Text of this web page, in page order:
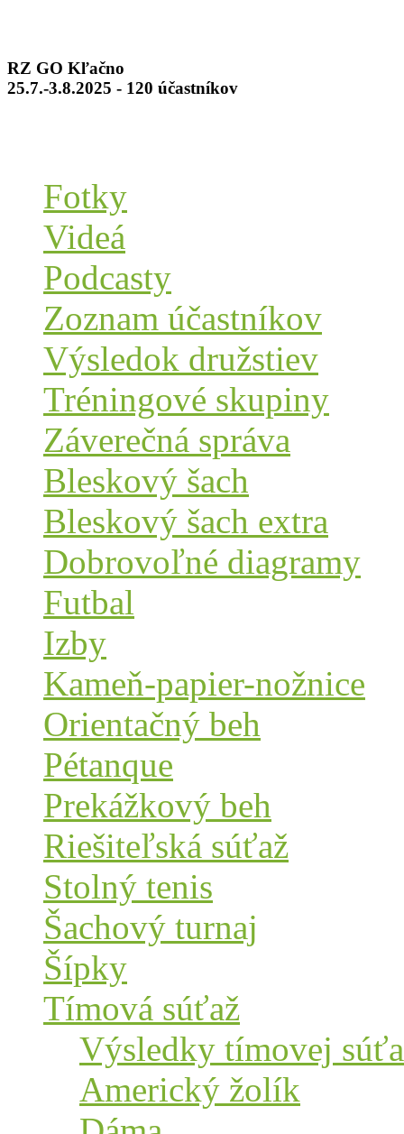
RZ GO Kľačno
25.7.-3.8.2025 - 120 účastníkov
Fotky
Videá
Podcasty
Zoznam účastníkov
Výsledok družstiev
Tréningové skupiny
Záverečná správa
Bleskový šach
Bleskový šach extra
Dobrovoľné diagramy
Futbal
Izby
Kameň-papier-nožnice
Orientačný beh
Pétanque
Prekážkový beh
Riešiteľská súťaž
Stolný tenis
Šachový turnaj
Šípky
Tímová súťaž
Výsledky tímovej
Americký žolík